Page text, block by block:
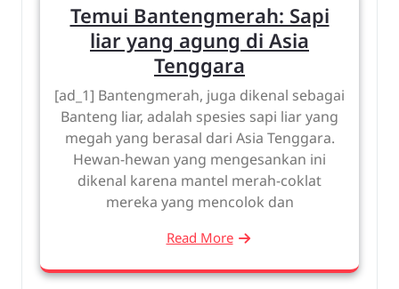
Temui Bantengmerah: Sapi
liar yang agung di Asia
Tenggara
[ad_1] Bantengmerah, juga dikenal sebagai
Banteng liar, adalah spesies sapi liar yang
megah yang berasal dari Asia Tenggara.
Hewan-hewan yang mengesankan ini
dikenal karena mantel merah-coklat
mereka yang mencolok dan
Read More